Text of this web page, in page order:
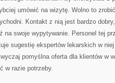
umówić na wizytę. Wolno to
Kontakt z nią jest bardzo
na swoje wypytywanie. Personel tej
sugestię ekspertów lekarskich w
pomyślna oferta dla klientów w
w razie potrzeby.